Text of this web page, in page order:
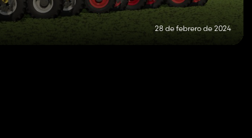
28 de febrero de 2024